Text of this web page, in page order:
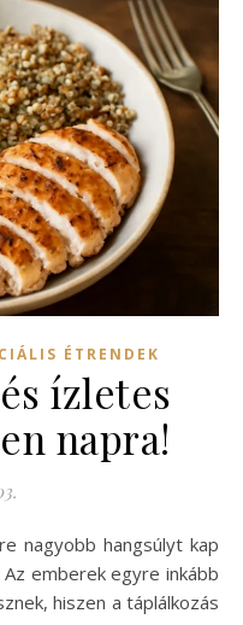
ÉTRENDEK
ízletes
napra!
emberek egyre inkább
hiszen a táplálkozás